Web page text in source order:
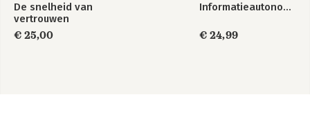
De snelheid van
vertrouwen
€ 25,00
Informatieautonomie
€ 24,99